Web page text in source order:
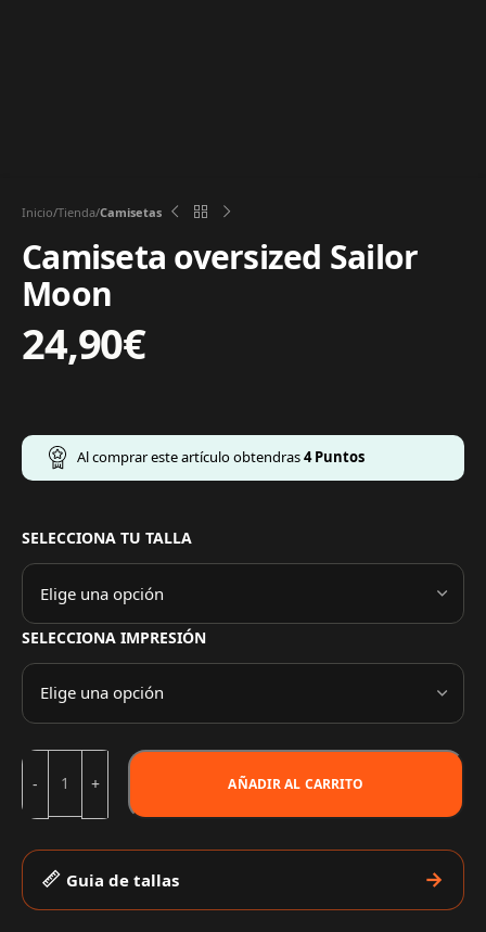
Inicio Tienda Camisetas
Camiseta oversized Sailor
Moon
24,90€
Al comprar este artículo obtendras4Puntos
SELECCIONA TU TALLA
SELECCIONA IMPRESIÓN
AÑADIR AL CARRITO
Guia de tallas